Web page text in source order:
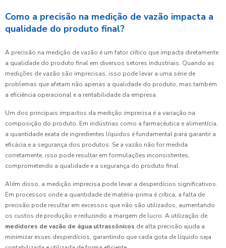
Como a precisão na medição de vazão impacta a
qualidade do produto final?
A precisão na medição de vazão é um fator crítico que impacta diretamente
a qualidade do produto final em diversos setores industriais. Quando as
medições de vazão são imprecisas, isso pode levar a uma série de
problemas que afetam não apenas a qualidade do produto, mas também
a eficiência operacional e a rentabilidade da empresa.
Um dos principais impactos da medição imprecisa é a variação na
composição do produto. Em indústrias como a farmacêutica e alimentícia,
a quantidade exata de ingredientes líquidos é fundamental para garantir a
eficácia e a segurança dos produtos. Se a vazão não for medida
corretamente, isso pode resultar em formulações inconsistentes,
comprometendo a qualidade e a segurança do produto final.
Além disso, a medição imprecisa pode levar a desperdícios significativos.
Em processos onde a quantidade de matéria-prima é crítica, a falta de
precisão pode resultar em excessos que não são utilizados, aumentando
os custos de produção e reduzindo a margem de lucro. A utilização de
medidores de vazão de água ultrassônicos de alta precisão ajuda a
minimizar esses desperdícios, garantindo que cada gota de líquido seja